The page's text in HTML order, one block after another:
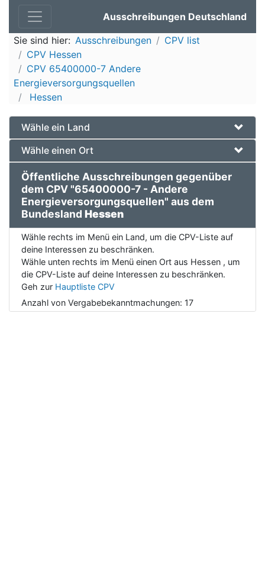
Ausschreibungen Deutschland
Sie sind hier: Ausschreibungen
CPV list
CPV Hessen
CPV 65400000-7 Andere
Energieversorgungsquellen
Hessen
Wähle ein Land
Wähle einen Ort
Öffentliche Ausschreibungen gegenüber
dem CPV "65400000-7 - Andere
Energieversorgungsquellen" aus dem
Bundesland Hessen
Wähle rechts im Menü ein Land, um die CPV-Liste auf
deine Interessen zu beschränken.
Wähle unten rechts im Menü einen Ort aus Hessen , um
die CPV-Liste auf deine Interessen zu beschränken.
Geh zur Hauptliste CPV
Anzahl von Vergabebekanntmachungen: 17